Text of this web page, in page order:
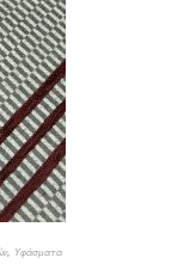
, Υφάσματα